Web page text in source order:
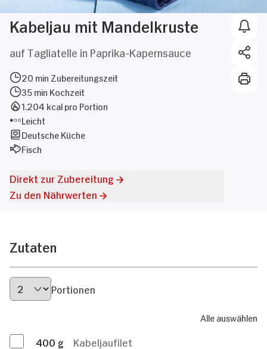
Kabeljau mit Mandelkruste
auf Tagliatelle in Paprika-Kapernsauce
20 min Zubereitungszeit
35 min Kochzeit
1.204 kcal pro Portion
Leicht
Deutsche Küche
Fisch
Direkt zur Zubereitung
Zu den Nährwerten
Zutaten
Portionen
Alle auswählen
400 g
Kabeljaufilet